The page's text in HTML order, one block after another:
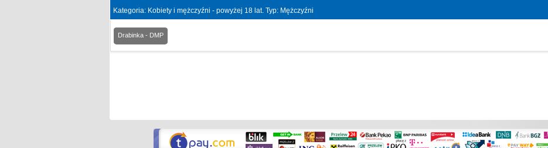
Kategoria: Kobiety i mężczyźni - powyżej 18 lat. Typ: Mężczyźni
Drabinka - DMP